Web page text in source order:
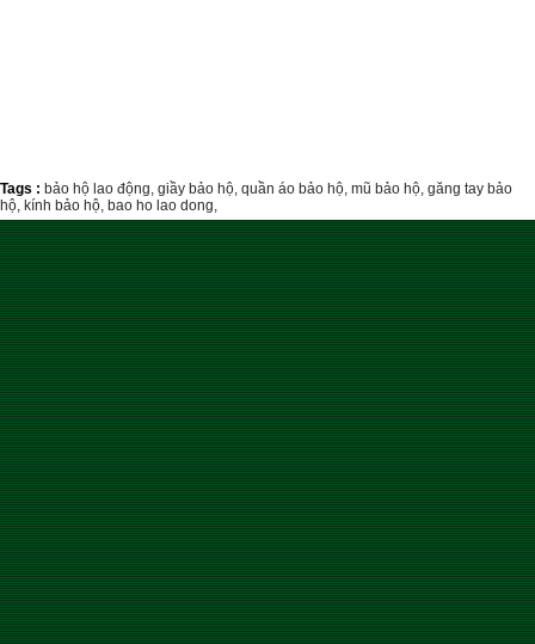
Tags : bảo hộ lao động, giầy bảo hộ, quần áo bảo hộ, mũ bảo hộ, găng tay bảo
hộ, kính bảo hộ, bao ho lao dong,